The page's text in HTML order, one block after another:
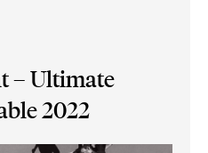
– Ultimate
2022